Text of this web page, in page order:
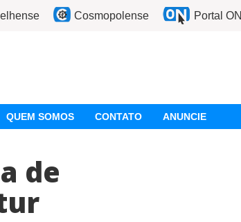
Cosmopolense Portal ON
QUEM SOMOS CONTATO ANUNCIE
de